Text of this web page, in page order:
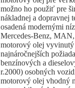
možno ho použiť pre
nákladnej a dopravnej
osadená modernými
Mercedes-Benz,
motorový olej vyvinutý
najnáročnejších
benzínových a
r.2000) osobných
motorový olej vhodný